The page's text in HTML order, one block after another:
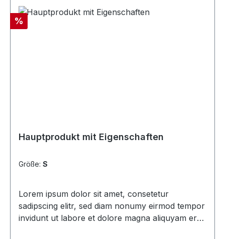
Rabatt
%
Hauptprodukt mit Eigenschaften
Größe: S
Lorem ipsum dolor sit amet, consetetur
sadipscing elitr, sed diam nonumy eirmod tempor
invidunt ut labore et dolore magna aliquyam erat,